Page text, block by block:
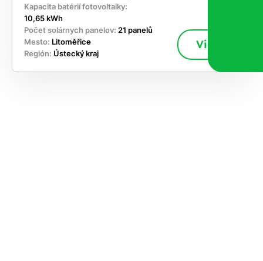
Kapacita batérií fotovoltaiky:
10,65 kWh
Počet solárnych panelov: 21 panelů
Mesto: Litoměřice
Región: Ústecký kraj
Viac